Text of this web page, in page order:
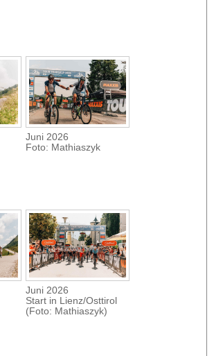
Juni 2026
Foto: Mathiaszyk
Juni 2026
Start in Lienz/Osttirol
(Foto: Mathiaszyk)